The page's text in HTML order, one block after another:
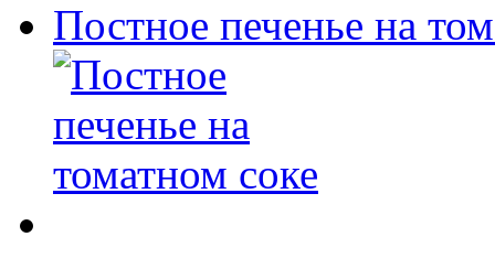
Постное печенье на